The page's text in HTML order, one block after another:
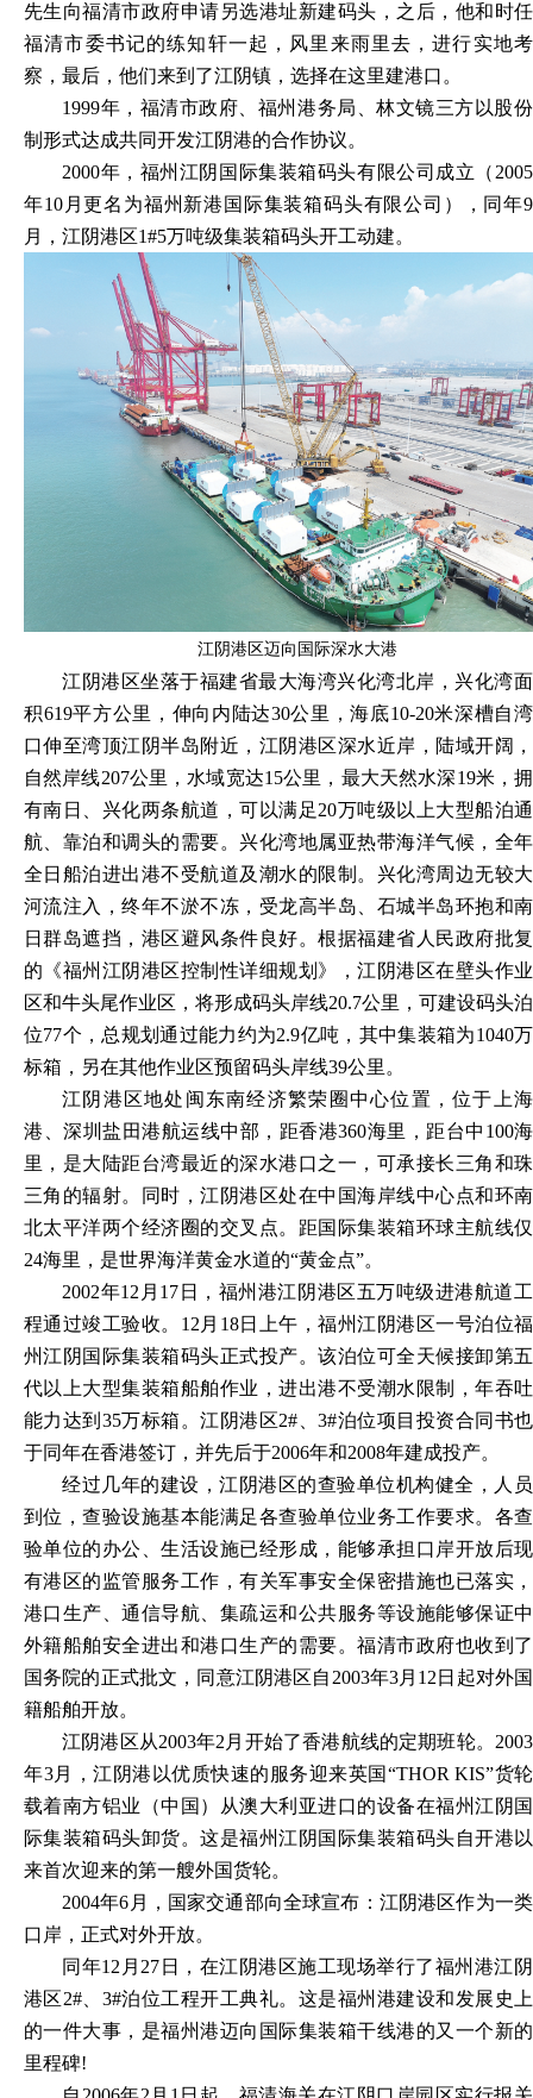
先生向福清市政府申请另选港址新建码头，之后，他和时任
福清市委书记的练知轩一起，风里来雨里去，进行实地考
察，最后，他们来到了江阴镇，选择在这里建港口。
1999年，福清市政府、福州港务局、林文镜三方以股份
制形式达成共同开发江阴港的合作协议。
2000年，福州江阴国际集装箱码头有限公司成立（2005
年10月更名为福州新港国际集装箱码头有限公司），同年9
月，江阴港区1#5万吨级集装箱码头开工动建。
江阴港区迈向国际深水大港
江阴港区坐落于福建省最大海湾兴化湾北岸，兴化湾面
积619平方公里，伸向内陆达30公里，海底10-20米深槽自湾
口伸至湾顶江阴半岛附近，江阴港区深水近岸，陆域开阔，
自然岸线207公里，水域宽达15公里，最大天然水深19米，拥
有南日、兴化两条航道，可以满足20万吨级以上大型船泊通
航、靠泊和调头的需要。兴化湾地属亚热带海洋气候，全年
全日船泊进出港不受航道及潮水的限制。兴化湾周边无较大
河流注入，终年不淤不冻，受龙高半岛、石城半岛环抱和南
日群岛遮挡，港区避风条件良好。根据福建省人民政府批复
的《福州江阴港区控制性详细规划》，江阴港区在壁头作业
区和牛头尾作业区，将形成码头岸线20.7公里，可建设码头泊
位77个，总规划通过能力约为2.9亿吨，其中集装箱为1040万
标箱，另在其他作业区预留码头岸线39公里。
江阴港区地处闽东南经济繁荣圈中心位置，位于上海
港、深圳盐田港航运线中部，距香港360海里，距台中100海
里，是大陆距台湾最近的深水港口之一，可承接长三角和珠
三角的辐射。同时，江阴港区处在中国海岸线中心点和环南
北太平洋两个经济圈的交叉点。距国际集装箱环球主航线仅
24海里，是世界海洋黄金水道的“黄金点”。
2002年12月17日，福州港江阴港区五万吨级进港航道工
程通过竣工验收。12月18日上午，福州江阴港区一号泊位福
州江阴国际集装箱码头正式投产。该泊位可全天候接卸第五
代以上大型集装箱船舶作业，进出港不受潮水限制，年吞吐
能力达到35万标箱。江阴港区2#、3#泊位项目投资合同书也
于同年在香港签订，并先后于2006年和2008年建成投产。
经过几年的建设，江阴港区的查验单位机构健全，人员
到位，查验设施基本能满足各查验单位业务工作要求。各查
验单位的办公、生活设施已经形成，能够承担口岸开放后现
有港区的监管服务工作，有关军事安全保密措施也已落实，
港口生产、通信导航、集疏运和公共服务等设施能够保证中
外籍船舶安全进出和港口生产的需要。福清市政府也收到了
国务院的正式批文，同意江阴港区自 2003年3月12日起对外国
籍船舶开放。
江阴港区从2003年2月开始了香港航线的定期班轮。2003
年3月，江阴港以优质快速的服务迎来英国“THOR KIS”货轮
载着南方铝业（中国）从澳大利亚进口的设备在福州江阴国
际集装箱码头卸货。这是福州江阴国际集装箱码头自开港以
来首次迎来的第一艘外国货轮。
2004年6月，国家交通部向全球宣布：江阴港区作为一类
口岸，正式对外开放。
同年12月27日，在江阴港区施工现场举行了福州港江阴
港区2#、3#泊位工程开工典礼。这是福州港建设和发展史上
的一件大事，是福州港迈向国际集装箱干线港的又一个新的
里程碑!